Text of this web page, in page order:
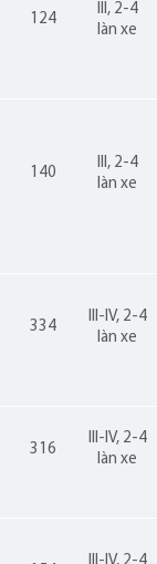
124
III, 2-4
làn xe
140
III, 2-4
làn xe
334
III-IV, 2-4
làn xe
316
III-IV, 2-4
làn xe